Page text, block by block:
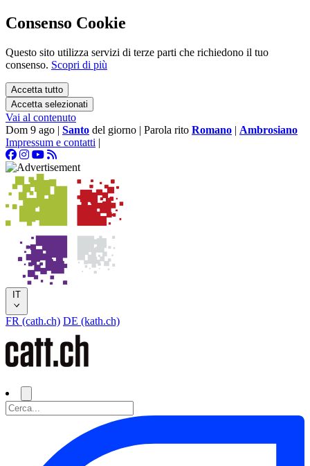
Consenso Cookie
Questo sito utilizza servizi di terze parti che richiedono il tuo
consenso. Scopri di più
Accetta tutto
Accetta selezionati
Vai al contenuto
Dom 9 ago | Santo del giorno | Parola rito Romano | Ambrosiano
Impressum e contatti |
IT
FR (cath.ch) DE (kath.ch)